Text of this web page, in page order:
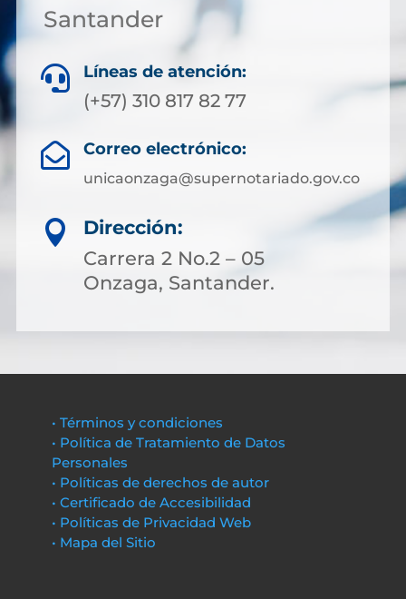
Santander
 Líneas de atención:
(+57) 310 817 82 77
 Correo electrónico:
unicaonzaga@supernotariado.gov.co

Dirección:
Carrera 2 No.2 – 05
Onzaga, Santander.
• Términos y condiciones
• Política de Tratamiento de Datos
Personales
• Políticas de derechos de autor
• Certificado de Accesibilidad
• Políticas de Privacidad Web
• Mapa del Sitio